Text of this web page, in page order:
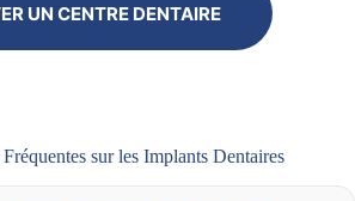
UN CENTRE DENTAIRE
sur les Implants Dentaires